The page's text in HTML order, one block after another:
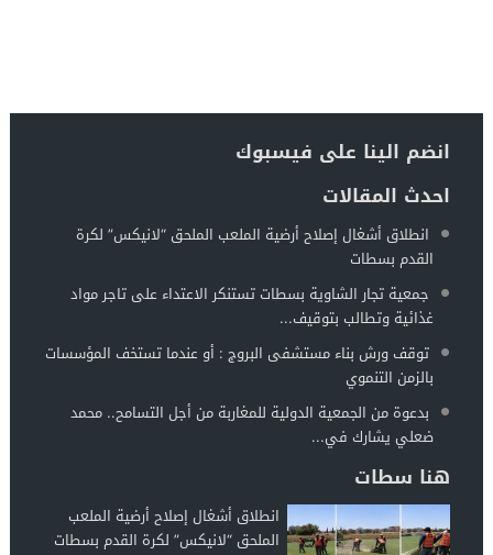
انضم الينا على فيسبوك
احدث المقالات
انطلاق أشغال إصلاح أرضية الملعب الملحق “لانيكس” لكرة
القدم بسطات
جمعية تجار الشاوية بسطات تستنكر الاعتداء على تاجر مواد
غذائية وتطالب بتوقيف...
توقف ورش بناء مستشفى البروج : أو عندما تستخف المؤسسات
بالزمن التنموي
بدعوة من الجمعية الدولية للمغاربة من أجل التسامح.. محمد
ضعلي يشارك في...
هنا سطات
انطلاق أشغال إصلاح أرضية الملعب
الملحق “لانيكس” لكرة القدم بسطات